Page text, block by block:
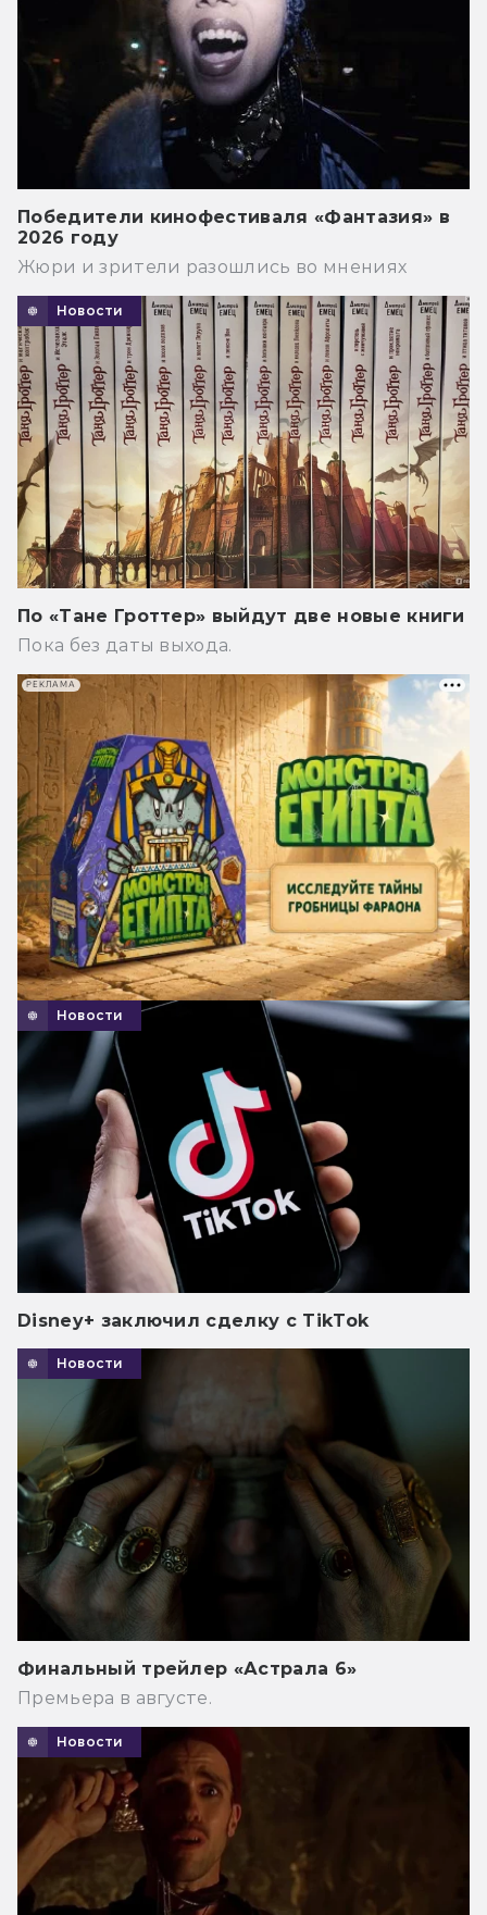
Победители кинофестиваля «Фантазия» в
2026 году
Жюри и зрители разошлись во мнениях
Новости
По «Тане Гроттер» выйдут две новые книги
Пока без даты выхода.
Новости
Disney+ заключил сделку с TikTok
Новости
Финальный трейлер «Астрала 6»
Премьера в августе.
Новости
РЕКЛАМА